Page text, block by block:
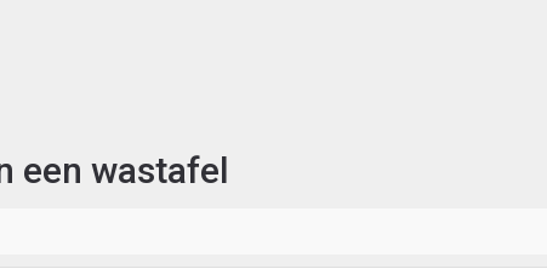
een wastafel